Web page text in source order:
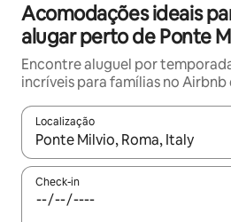
Acomodações ideais
alugar perto de Ponte
Encontre aluguel por
incríveis para famílias no Airbnb
Localização
Quando os resultados estiverem
Check-in